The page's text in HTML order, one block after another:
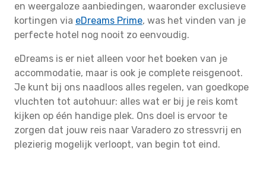
en weergaloze aanbiedingen, waaronder exclusieve
kortingen via eDreams Prime, was het vinden van je
perfecte hotel nog nooit zo eenvoudig.
eDreams is er niet alleen voor het boeken van je
accommodatie, maar is ook je complete reisgenoot.
Je kunt bij ons naadloos alles regelen, van goedkope
vluchten tot autohuur: alles wat er bij je reis komt
kijken op één handige plek. Ons doel is ervoor te
zorgen dat jouw reis naar Varadero zo stressvrij en
plezierig mogelijk verloopt, van begin tot eind.